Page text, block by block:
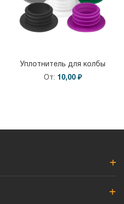
Уплотнитель для колбы
От
10,00 ₽